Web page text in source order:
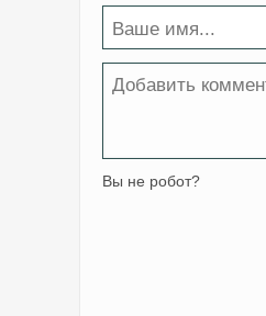
Вы не робот?